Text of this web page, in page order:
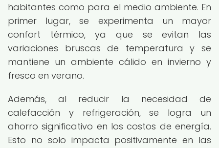
habitantes como para el medio ambiente. En
primer lugar, se experimenta un mayor
confort térmico, ya que se evitan las
variaciones bruscas de temperatura y se
mantiene un ambiente cálido en invierno y
fresco en verano.
Además, al reducir la necesidad de
calefacción y refrigeración, se logra un
ahorro significativo en los costos de energía.
Esto no solo impacta positivamente en las